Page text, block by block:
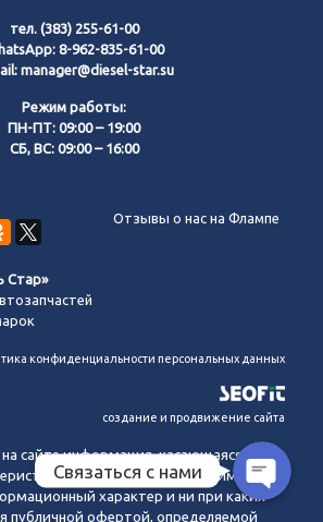
тел. (383) 255-61-00
8-962-835-61-00
manager@diesel-star.su
Режим работы:
ПН-ПТ: 09:00 – 19:00
СБ, ВС: 09:00 – 16:00
Отзывы о нас на Флампе
Стар»
конфиденциальности персональных данных
создание и продвижение сайта
на сайте информация, касающаяся
наличия на складе, стоимости
характер и ни при каких
публичной офертой, определяемой
Связаться с нами